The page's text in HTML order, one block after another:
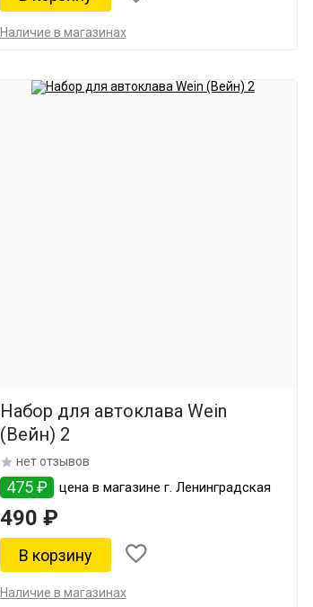
Наличие в магазинах
Набор для автоклава Wein
(Вейн) 2
нет отзывов
475 ₽ цена в магазине г. Ленинградская
490 ₽
Наличие в магазинах